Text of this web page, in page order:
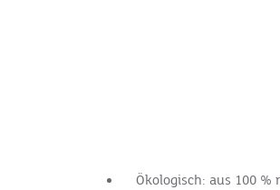
Ökologisch: aus 100 %